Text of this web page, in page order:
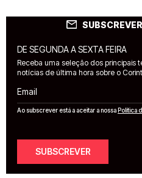
DE SEGUNDA A SEXTA FEIRA
Receba uma seleção dos principais
notícias de última hora sobre o
Email
Ao subscrever está a aceitar a nossaPolítica
SUBSCREVER